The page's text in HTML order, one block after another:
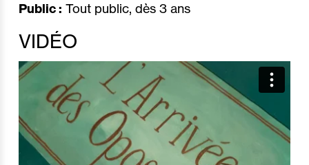
Public : Tout public, dès 3 ans
VIDÉO